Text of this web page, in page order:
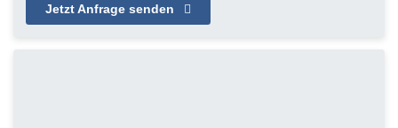
Jetzt Anfrage senden